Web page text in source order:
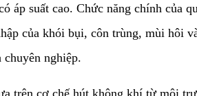
áp suất cao. Chức năng chính của
của khói bụi, côn trùng, mùi hôi
nghiệp.
trên cơ chế hút không khí từ môi